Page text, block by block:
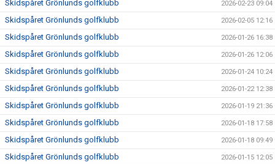
Skidspåret Grönlunds golfklubb 2026-02-23 09:04
Skidspåret Grönlunds golfklubb 2026-02-05 12:16
Skidspåret Grönlunds golfklubb 2026-01-26 16:38
Skidspåret Grönlunds golfklubb 2026-01-26 12:06
Skidspåret Grönlunds golfklubb 2026-01-24 10:24
Skidspåret Grönlunds golfklubb 2026-01-22 12:38
Skidspåret Grönlunds golfklubb 2026-01-19 21:36
Skidspåret Grönlunds golfklubb 2026-01-18 17:58
Skidspåret Grönlunds golfklubb 2026-01-18 09:49
Skidspåret Grönlunds golfklubb 2026-01-15 12:05